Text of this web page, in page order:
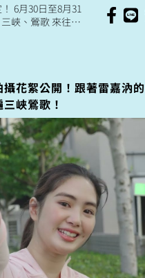
6月30日至8月31
峽、鶯歌 來往三
花絮公開！跟著雷嘉汭的
峽鶯歌！